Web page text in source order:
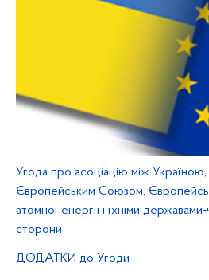
Угода про асоціацію між Україною,
Європейським Союзом,
атомної енергії і їхніми
сторони
ДОДАТКИ до Угоди